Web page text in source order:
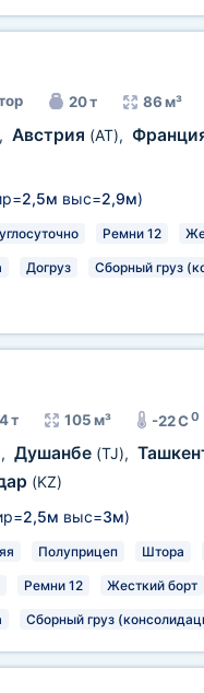
20 т 86 м³
, Австрия (AT),
2,5м выс=2,9м)
Ремни 12
Догруз Сборный груз
т 105 м³ -22 C0
, Душанбе (TJ),
(KZ)
2,5м выс=3м)
Полуприцеп Штора
Ремни 12 Жесткий борт
Сборный груз